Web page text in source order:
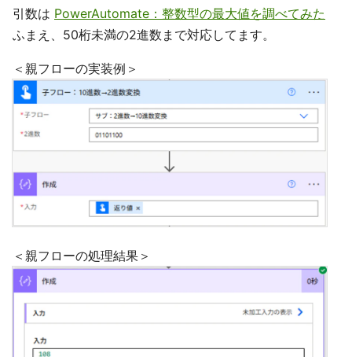
引数は PowerAutomate：整数型の最大値を調べてみた
ふまえ、50桁未満の2進数まで対応してます。
＜親フローの実装例＞
＜親フローの処理結果＞